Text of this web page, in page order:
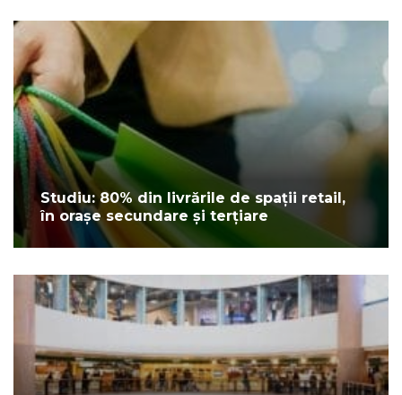
Studiu: 80% din livrările de spații retail,
în orașe secundare și terțiare